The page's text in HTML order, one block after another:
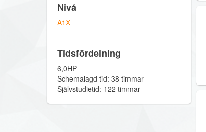
Nivå
A1X
Tidsfördelning
6,0HP
Schemalagd tid: 38 timmar
Självstudietid: 122 timmar